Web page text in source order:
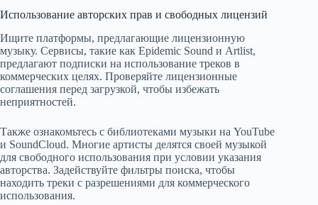
Использование авторских прав и свободных лицензий
Ищите платформы, предлагающие лицензионную
музыку. Сервисы, такие как Epidemic Sound и Artlist,
предлагают подписки на использование треков в
коммерческих целях. Проверяйте лицензионные
соглашения перед загрузкой, чтобы избежать
неприятностей.
Также ознакомьтесь с библиотеками музыки на YouTube
и SoundCloud. Многие артисты делятся своей музыкой
для свободного использования при условии указания
авторства. Задействуйте фильтры поиска, чтобы
находить треки с разрешениями для коммерческого
использования.